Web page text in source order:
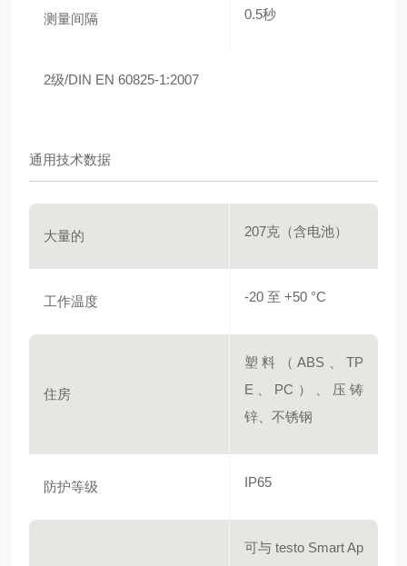
测量间隔 0.5秒
2级/DIN EN 60825-1:2007
通用技术数据
大量的 207克（含电池）
工作温度 -20 至 +50 °C
住房
塑料（ABS、TP
E、PC）、压铸
锌、不锈钢
防护等级 IP65
可与 testo Smart Ap